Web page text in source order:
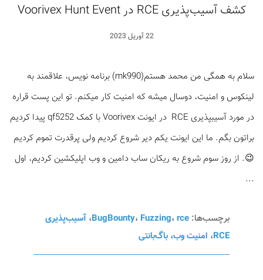
کشف آسیب‌پذیری RCE در Voorivex Hunt Event
22 آوریل 2023
سلام به همگی من محمد هستم(mk990) برنامه نویس، علاقمند به
لینکوس و امنیت، دوسال میشه که امنیت کار میکنم. تو این پست قراره
در مورد آسیب­پذیری RCE در ایونت Voorivex با کمک qf5252 پیدا کردیم
براتون بگم. ما این ایونت یکم دیر شروع کردیم ولی پرقدرت تموم کردیم
😉. از روز سوم شروع به ریکان ساب دامین و وب اپلیکشین کردیم، اول
...
برچسب‌ها: BugBounty، Fuzzing،rce ، آسیب‌پذیری
RCE، امنیت وب، باگ‌بانتی